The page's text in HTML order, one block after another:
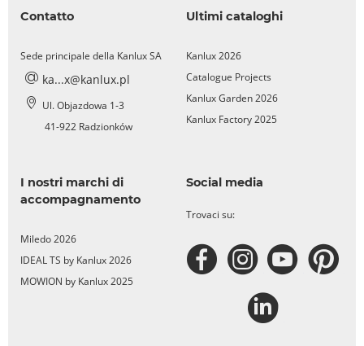
Contatto
Sede principale della Kanlux SA
ka...x@kanlux.pl
Ul. Objazdowa 1-3
41-922 Radzionków
Ultimi cataloghi
Kanlux 2026
Catalogue Projects
Kanlux Garden 2026
Kanlux Factory 2025
I nostri marchi di
accompagnamento
Miledo 2026
IDEAL TS by Kanlux 2026
MOWION by Kanlux 2025
Social media
Trovaci su: